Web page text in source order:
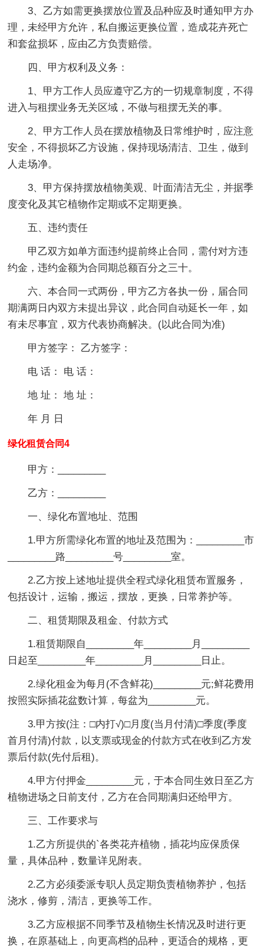
3、乙方如需更换摆放位置及品种应及时通知甲方办
理，未经甲方允许，私自搬运更换位置，造成花卉死亡
和套盆损坏，应由乙方负责赔偿。
四、甲方权利及义务：
1、甲方工作人员应遵守乙方的一切规章制度，不得
进入与租摆业务无关区域，不做与租摆无关的事。
2、甲方工作人员在摆放植物及日常维护时，应注意
安全，不得损坏乙方设施，保持现场清洁、卫生，做到
人走场净。
3、甲方保持摆放植物美观、叶面清洁无尘，并据季
度变化及其它植物作定期或不定期更换。
五、违约责任
甲乙双方如单方面违约提前终止合同，需付对方违
约金，违约金额为合同期总额百分之三十。
六、本合同一式两份，甲方乙方各执一份，届合同
期满两日内双方未提出异议，此合同自动延长一年，如
有未尽事宜，双方代表协商解决。(以此合同为准)
甲方签字： 乙方签字：
电 话： 电 话：
地 址： 地 址：
年 月 日
绿化租赁合同4
甲方：_________
乙方：_________
一、绿化布置地址、范围
1.甲方所需绿化布置的地址及范围为：_________市
_________路_________号_________室。
2.乙方按上述地址提供全程式绿化租赁布置服务，
包括设计，运输，搬运，摆放，更换，日常养护等。
二、租赁期限及租金、付款方式
1.租赁期限自_________年_________月_________
日起至_________年_________月_________日止。
2.绿化租金为每月(不含鲜花)_________元;鲜花费用
按照实际插花盆数计算，每盆为_________元。
3.甲方按(注：□内打√)□月度(当月付清)□季度(季度
首月付清)付款，以支票或现金的付款方式在收到乙方发
票后付款(先付后租)。
4.甲方付押金_________元，于本合同生效日至乙方
植物进场之日前支付，乙方在合同期满归还给甲方。
三、工作要求与
1.乙方所提供的`各类花卉植物，插花均应保质保
量，具体品种，数量详见附表。
2.乙方必须委派专职人员定期负责植物养护，包括
浇水，修剪，清洁，更换等工作。
3.乙方应根据不同季节及植物生长情况及时进行更
换，在原基础上，向更高档的品种，更适合的规格，更